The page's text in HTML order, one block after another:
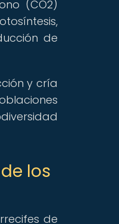
(CO2)
de
y cría
los
de